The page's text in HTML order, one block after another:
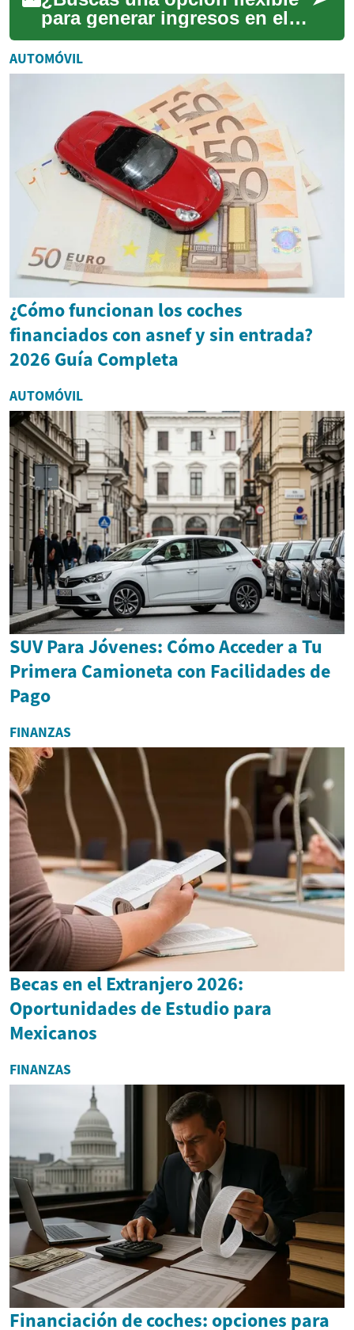
para generar ingresos en el
sector del transporte
peruano? Descubre cómo
convertirte en c...
AUTOMÓVIL
¿Cómo funcionan los coches
financiados con asnef y sin entrada?
2026 Guía Completa
AUTOMÓVIL
SUV Para Jóvenes: Cómo Acceder a Tu
Primera Camioneta con Facilidades de
Pago
FINANZAS
Becas en el Extranjero 2026:
Oportunidades de Estudio para
Mexicanos
FINANZAS
Financiación de coches: opciones para